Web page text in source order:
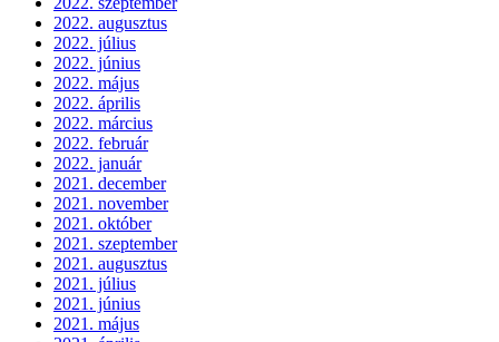
2022. augusztus
2022. július
2022. június
2022. május
2022. április
2022. március
2022. február
2022. január
2021. december
2021. november
2021. október
2021. szeptember
2021. augusztus
2021. július
2021. június
2021. május